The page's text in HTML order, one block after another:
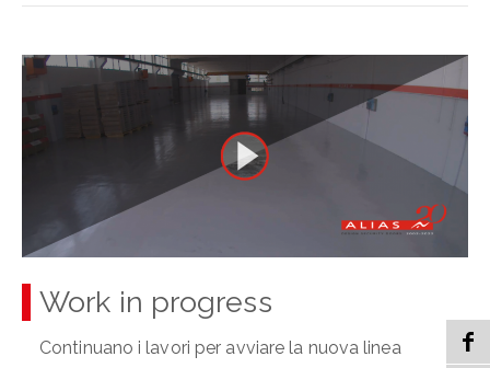
Work in progress
Continuano i lavori per avviare la nuova linea